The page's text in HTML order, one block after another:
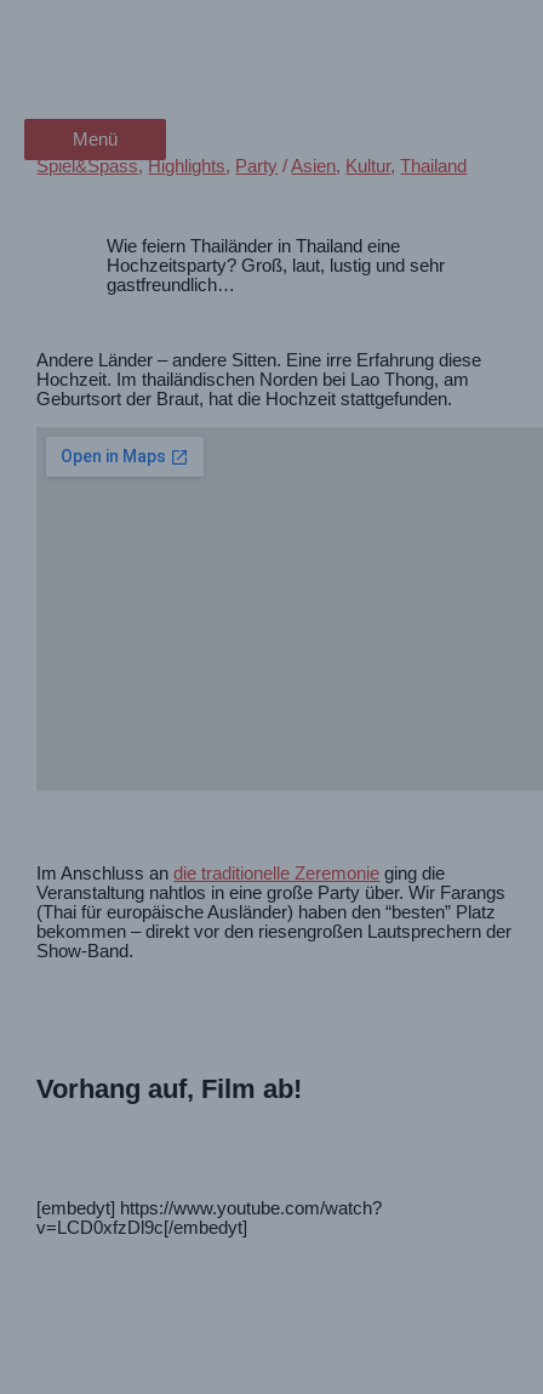
Menü
Menü
Spiel&Spass,Highlights, Party /Asien, Kultur,Thailand
Wie feiern Thailänder in Thailand eine
Hochzeitsparty? Groß, laut, lustig und sehr
gastfreundlich…
Andere Länder – andere Sitten. Eine irre Erfahrung diese
Hochzeit. Im thailändischen Norden bei Lao Thong, am
Geburtsort der Braut, hat die Hochzeit stattgefunden.
Im Anschluss andie traditionelle Zeremonie ging die
Veranstaltung nahtlos in eine große Party über. Wir Farangs
(Thai für europäische Ausländer) haben den “besten” Platz
bekommen – direkt vor den riesengroßen Lautsprechern der
Show-Band.
Vorhang auf, Film ab!
[embedyt] https://www.youtube.com/watch?
v=LCD0xfzDl9c[/embedyt]